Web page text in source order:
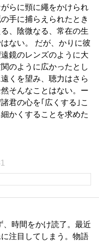
らに頸に繩をかけられ
手に捕らえられたとき
、陰微なる、常在の生
ない。 だが、かりに彼
鏡のレンズのように大
のように広かったとし
くを望み、聴力はさら
そんなことはない。ー
君の心を｢広くする｣こ
かくすることを求めた
、時間をかけ読了。最近
注目してしまう。物語